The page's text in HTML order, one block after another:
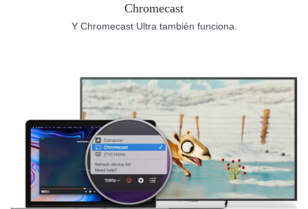
Chromecast
Y Chromecast Ultra también funciona.